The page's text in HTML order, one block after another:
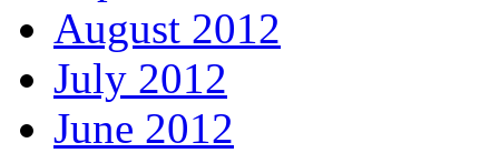
August 2012
July 2012
June 2012